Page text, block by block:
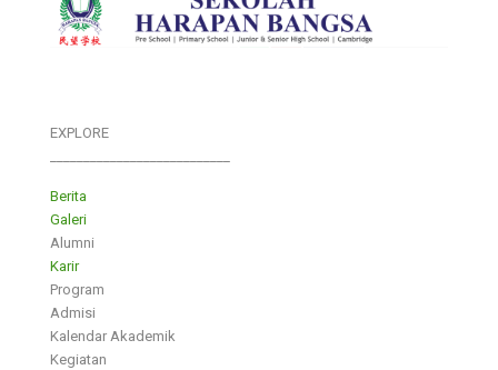
EXPLORE
Berita
Galeri
Alumni
Karir
Program
Admisi
Kalendar Akademik
Kegiatan